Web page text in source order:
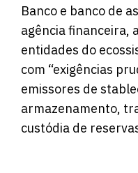
Banco e banco de
agência financeira,
entidades do
com “exigências
emissores de
armazenamento,
custódia de